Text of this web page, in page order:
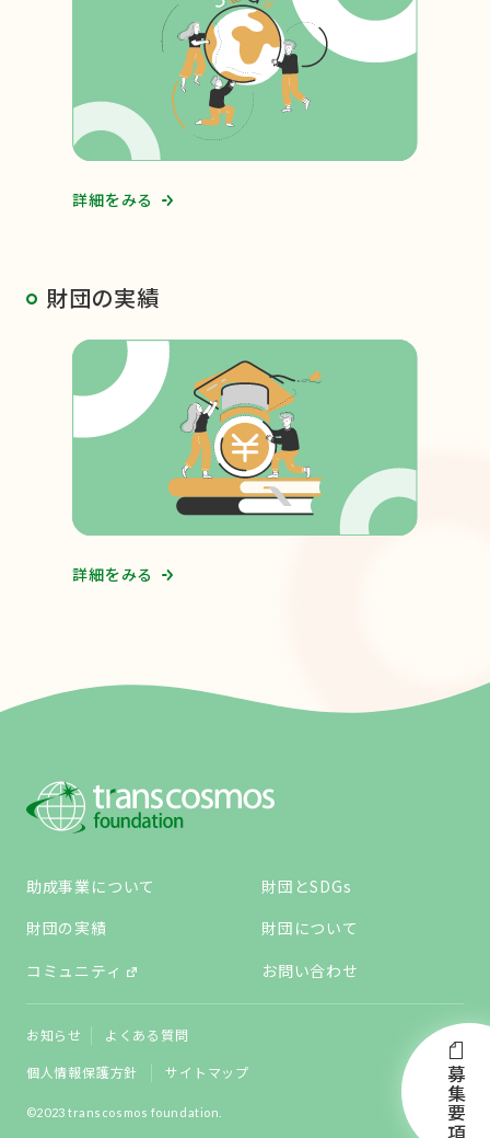
募集要項
詳細をみる
財団の実績
詳細をみる
助成事業について
財団とSDGs
財団の実績
財団について
コミュニティ
お問い合わせ
お知らせ
よくある質問
個人情報保護方針
サイトマップ
©2023 transcosmos foundation.